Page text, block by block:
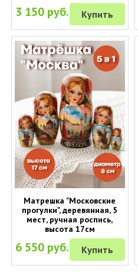
3 150 руб. Купить
Матрешка "Московские
прогулки", деревянная, 5
мест, ручная роспись,
высота 17см
6 550 руб. Купить